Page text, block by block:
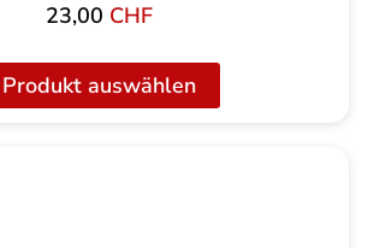
23,00 CHF
Produkt auswählen